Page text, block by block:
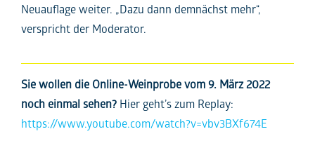
Neuauflage weiter. „Dazu dann demnächst mehr“,
verspricht der Moderator.
Sie wollen die Online-Weinprobe vom 9. März 2022
noch einmal sehen? Hier geht’s zum Replay:
https://www.youtube.com/watch?v=vbv3BXf674E